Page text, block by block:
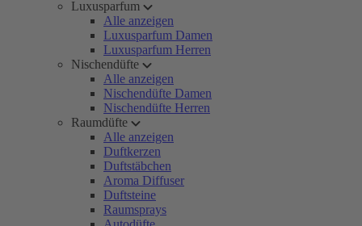
Luxusparfum
Alle anzeigen
Luxusparfum Damen
Luxusparfum Herren
Nischendüfte
Alle anzeigen
Nischendüfte Damen
Nischendüfte Herren
Raumdüfte
Alle anzeigen
Duftkerzen
Duftstäbchen
Aroma Diffuser
Duftsteine
Raumsprays